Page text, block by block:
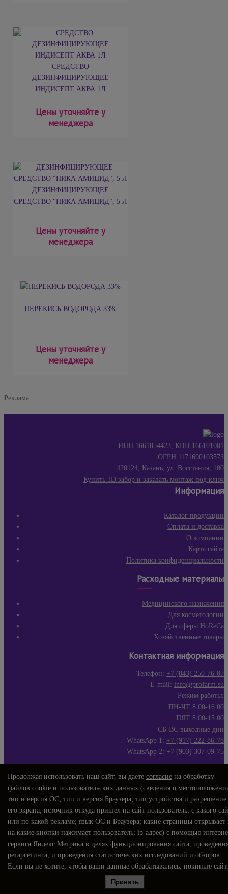
СРЕДСТВО
ДЕЗИНФИЦИРУЮЩЕЕ
ИНДИСЕПТ АКВА 1Л
Цены уточняйте у
менеджера
ДЕЗИНФИЦИРУЮЩЕЕ
СРЕДСТВО "НИКА АМИЦИД", 5 Л
Цены уточняйте у
менеджера
ПЕРЕКИСЬ ВОДОРОДА 33%
Цены уточняйте у
менеджера
Реклама
ИНН 1661054423, КПП 166101001
ОГРН 1171690103573
420124, Казань, ул. Восстания, 100
Купить 3D забор и заказать монтаж под ключ
Информация
Каталог продукции
Оплата и доставка
О компании
Карта сайта
Политика конфиденциальности
Расходные материалы
Медицинского назначения
Для косметологии
Для сферы HoReCa
Хозяйственные товары
Контактная информация
Телефон: +7 (843) 250-76-07
E-mail: info@profarm.su
Режим работы:
ПН-ЧТ 8.00-16.00
ПЯТ 8.00-15.00
СБ-ВС выходные дни
WhatsApp 1: +7 (917) 222-86-78
WhatsApp 2: +7 (903) 307-09-75
Продолжая использовать наш сайт, вы даете согласие на обработку
файлов cookie и пользовательских данных (сведения о
тип и версия ОС; тип и версия Браузера; тип устройства и разрешение
его экрана; источник откуда пришел на сайт пользователь; с какого
или по какой рекламе; язык ОС и Браузера; какие страницы открывает
на какие кнопки нажимает пользователь; ip-адрес) с помощью
сервиса Яндекс.Метрика в целях функционирования сайта,
ретаргетинга, и проведения статистических исследований и обзоров.
Если вы не хотите, чтобы ваши данные обрабатывались, покиньте сайт.
Принять